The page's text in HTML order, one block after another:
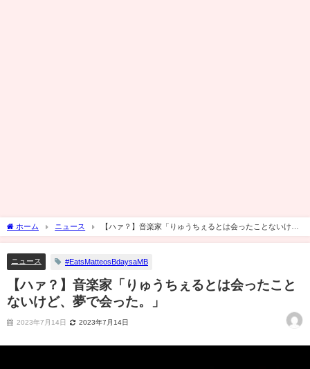
ホーム ニュース
【ハァ？】音楽家「りゅうちぇるとは会ったことないけ
ど、夢で会った。」
ニュース #EatsMatteosBdaysaMB
【ハァ？】音楽家「りゅうちぇるとは会ったこと
ないけど、夢で会った。」
2023年7月14日 2023年7月14日